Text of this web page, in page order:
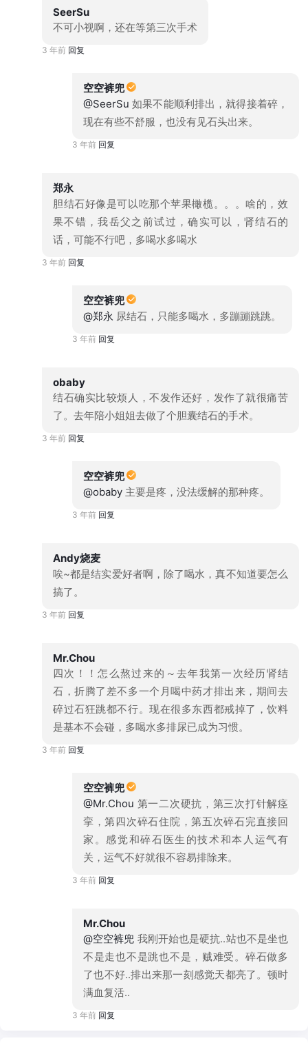
SeerSu
不可小视啊，还在等第三次手术
3 年前 回复
空空裤兜
@SeerSu 如果不能顺利排出，就得接着碎，
现在有些不舒服，也没有见石头出来。
3 年前 回复
郑永
胆结石好像是可以吃那个苹果橄榄。。。啥的，效
果不错，我岳父之前试过，确实可以，肾结石的
话，可能不行吧，多喝水多喝水
3 年前 回复
空空裤兜
@郑永 尿结石，只能多喝水，多蹦蹦跳跳。
3 年前 回复
obaby
结石确实比较烦人，不发作还好，发作了就很痛苦
了。去年陪小姐姐去做了个胆囊结石的手术。
3 年前 回复
空空裤兜
@obaby 主要是疼，没法缓解的那种疼。
3 年前 回复
Andy烧麦
唉~都是结实爱好者啊，除了喝水，真不知道要怎么
搞了。
3 年前 回复
Mr.Chou
四次！！怎么熬过来的～去年我第一次经历肾结
石，折腾了差不多一个月喝中药才排出来，期间去
碎过石狂跳都不行。现在很多东西都戒掉了，饮料
是基本不会碰，多喝水多排尿已成为习惯。
3 年前 回复
空空裤兜
@Mr.Chou 第一二次硬抗，第三次打针解痉
挛，第四次碎石住院，第五次碎石完直接回
家。感觉和碎石医生的技术和本人运气有
关，运气不好就很不容易排除来。
3 年前 回复
Mr.Chou
@空空裤兜 我刚开始也是硬抗..站也不是坐也
不是走也不是跳也不是，贼难受。碎石做多
了也不好..排出来那一刻感觉天都亮了。顿时
满血复活..
3 年前 回复